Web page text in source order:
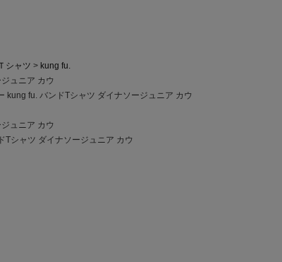
シャツ
kung fu.
ュニア カウ
kung fu. バンドTシャツ ダイナソージュニア カウ
ュニア カウ
Tシャツ ダイナソージュニア カウ